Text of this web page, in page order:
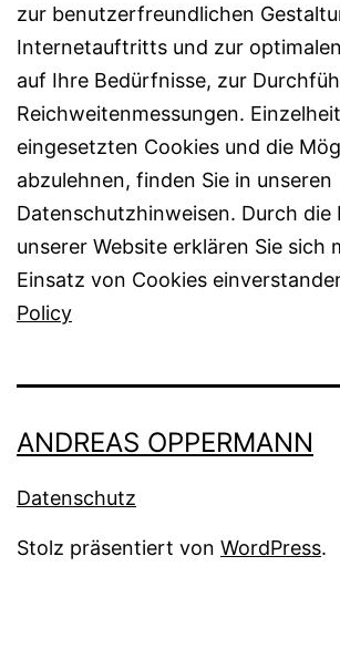
zur benutzerfreundlichen
Internetauftritts und zur
auf Ihre Bedürfnisse, zur
Reichweitenmessungen.
eingesetzten Cookies und die
abzulehnen, finden Sie in unseren
Datenschutzhinweisen. Durch die
unserer Website erklären Sie sich
Einsatz von Cookies
Policy
ANDREAS OPPERMANN
Datenschutz
Stolz präsentiert von WordPress.